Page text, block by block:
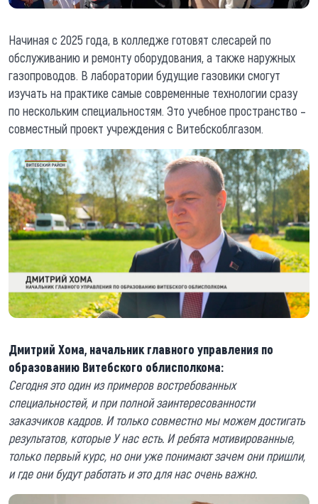
Начиная с 2025 года, в колледже готовят слесарей по
обслуживанию и ремонту оборудования, а также наружных
газопроводов. В лаборатории будущие газовики смогут
изучать на практике самые современные технологии сразу
по нескольким специальностям. Это учебное пространство –
совместный проект учреждения с Витебскоблгазом.
Дмитрий Хома, начальник главного управления по
образованию Витебского облисполкома:
Сегодня это один из примеров востребованных
специальностей, и при полной заинтересованности
заказчиков кадров. И только совместно мы можем достигать
результатов, которые У нас есть. И ребята мотивированные,
только первый курс, но они уже понимают зачем они пришли,
и где они будут работать и это для нас очень важно.